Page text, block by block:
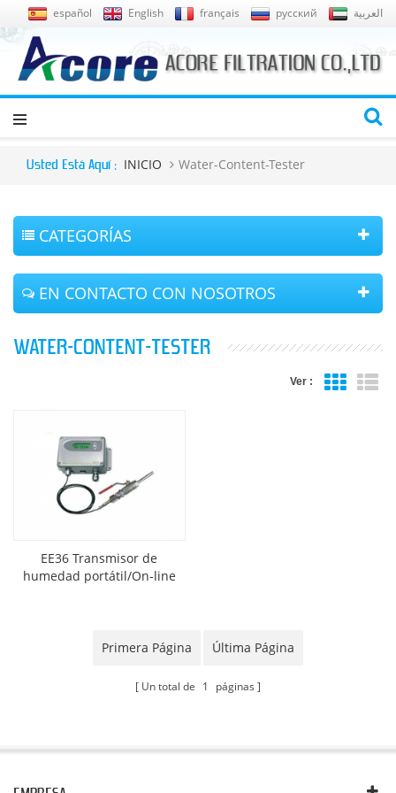
español English français русский العربية
Usted Está Aquí : INICIO Water-Content-Tester
CATEGORÍAS
EN CONTACTO CON NOSOTROS
WATER-CONTENT-TESTER
Ver :
EE36 Transmisor de
humedad portátil/On-line
Primera Página Última Página
Un total de 1 páginas